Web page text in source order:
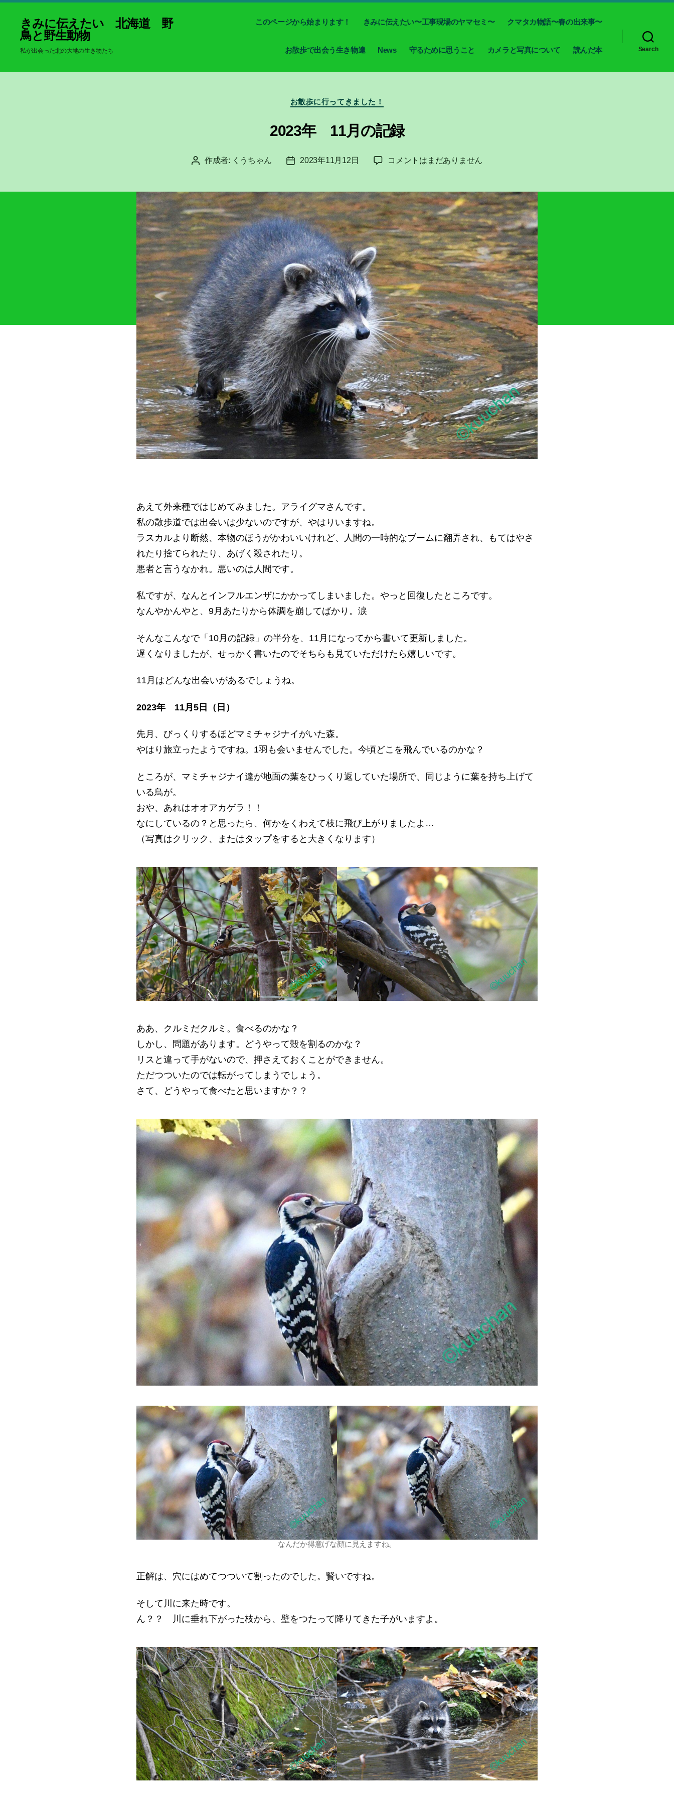
きみに伝えたい 北海道 野
鳥と野生動物
私が出会った北の大地の生き物たち
このページから始まります！ きみに伝えたい〜工事現場のヤマセミ〜 クマタカ物語〜春の出来事〜
お散歩で出会う生き物達 News 守るために思うこと カメラと写真について 読んだ本 Search
テ
リ
ー
お散歩に行ってきました！
2023年 11月の記録
投 作成者: くうちゃん
投
2023年11月12日
2023
月
の
記
録
へ
の
コメントはまだありません
あえて外来種ではじめてみました。アライグマさんです。
私の散歩道では出会いは少ないのですが、やはりいますね。
ラスカルより断然、本物のほうがかわいいけれど、人間の一時的なブームに翻弄され、もてはやさ
れたり捨てられたり、あげく殺されたり。
悪者と言うなかれ。悪いのは人間です。
私ですが、なんとインフルエンザにかかってしまいました。やっと回復したところです。
なんやかんやと、9月あたりから体調を崩してばかり。涙
そんなこんなで「10月の記録」の半分を、11月になってから書いて更新しました。
遅くなりましたが、せっかく書いたのでそちらも見ていただけたら嬉しいです。
11月はどんな出会いがあるでしょうね。
2023年 11月5日（日）
先月、びっくりするほどマミチャジナイがいた森。
やはり旅立ったようですね。1羽も会いませんでした。今頃どこを飛んでいるのかな？
ところが、マミチャジナイ達が地面の葉をひっくり返していた場所で、同じように葉を持ち上げて
いる鳥が。
おや、あれはオオアカゲラ！！
なにしているの？と思ったら、何かをくわえて枝に飛び上がりましたよ…
（写真はクリック、またはタップをすると大きくなります）
ああ、クルミだクルミ。食べるのかな？
しかし、問題があります。どうやって殻を割るのかな？
リスと違って手がないので、押さえておくことができません。
ただつついたのでは転がってしまうでしょう。
さて、どうやって食べたと思いますか？？
なんだか得意げな顔に見えますね。
正解は、穴にはめてつついて割ったのでした。賢いですね。
そして川に来た時です。
ん？？ 川に垂れ下がった枝から、壁をつたって降りてきた子がいますよ。